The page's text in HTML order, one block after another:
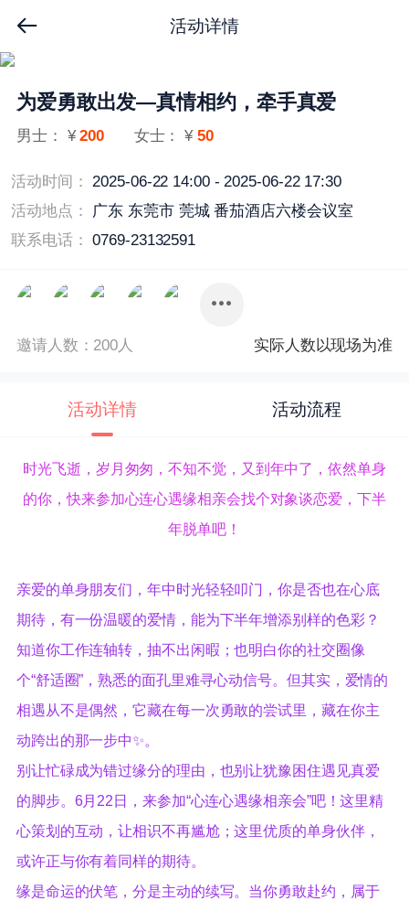
活动详情
为爱勇敢出发—真情相约，牵手真爱
男士： ¥200 女士： ¥50
活动时间： 2025-06-22 14:00 - 2025-06-22 17:30
活动地点：
广东 东莞市 莞城 番茄酒店六楼会议室
联系电话： 0769-23132591
邀请人数：200人 实际人数以现场为准
活动详情 活动流程
时光飞逝，岁月匆匆，不知不觉，又到年中了，依然单身
的你，快来参加心连心遇缘相亲会找个对象谈恋爱，下半
年脱单吧！
亲爱的单身朋友们，年中时光轻轻叩门，你是否也在心底
期待，有一份温暖的爱情，能为下半年增添别样的色彩？
知道你工作连轴转，抽不出闲暇；也明白你的社交圈像
个“舒适圈”，熟悉的面孔里难寻心动信号。但其实，爱情的
相遇从不是偶然，它藏在每一次勇敢的尝试里，藏在你主
动跨出的那一步中✨。
别让忙碌成为错过缘分的理由，也别让犹豫困住遇见真爱
的脚步。6月22日，来参加“心连心遇缘相亲会”吧！这里精
心策划的互动，让相识不再尴尬；这里优质的单身伙伴，
或许正与你有着同样的期待。
缘是命运的伏笔，分是主动的续写。当你勇敢赴约，属于